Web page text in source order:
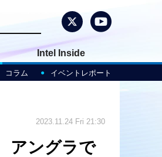
コラム イベントレポート
Intel Inside
アングラで
2023.11.24 Fri 21:30